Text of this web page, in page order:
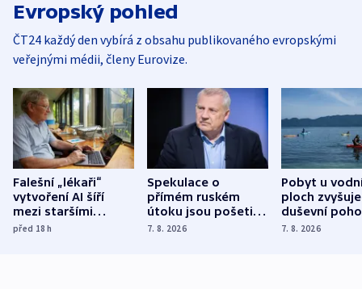
Evropský pohled
ČT24 každý den vybírá z obsahu publikovaného evropskými
veřejnými médii, členy Eurovize.
Falešní „lékaři“
vytvoření AI šíří
mezi staršími
Poláky nebezpečné
před 18h
Spekulace o
přímém ruském
útoku jsou pošetilé,
míní estonský
7. 8. 2026
Pobyt u
ploch zvyšuje
duševní
ukázala
7. 8. 2026